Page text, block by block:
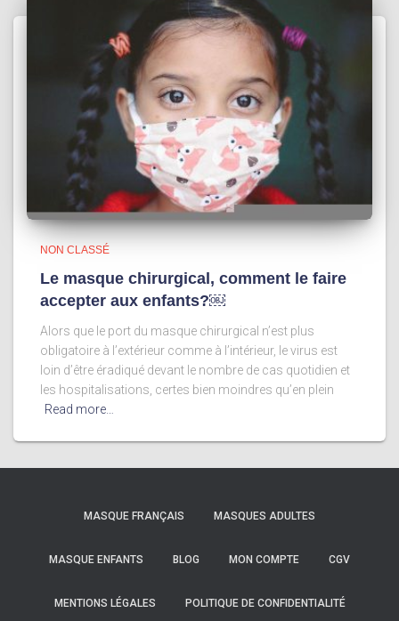
NON CLASSÉ
Le masque chirurgical, comment le faire
accepter aux enfants?￼
Alors que le port du masque chirurgical n’est plus
obligatoire à l’extérieur comme à l’intérieur, le virus est
loin d’être éradiqué devant le nombre de cas quotidien et
les hospitalisations, certes bien moindres qu’en plein
Read more…
MASQUE FRANÇAIS MASQUES ADULTES
MASQUE ENFANTS BLOG MON COMPTE CGV
MENTIONS LÉGALES POLITIQUE DE CONFIDENTIALITÉ